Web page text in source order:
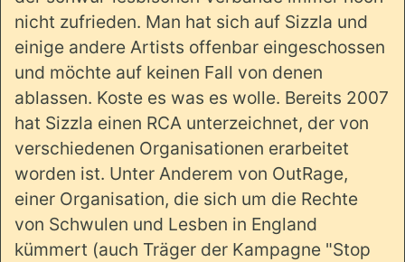
nicht zufrieden. Man hat sich auf Sizzla und
einige andere Artists offenbar eingeschossen
und möchte auf keinen Fall von denen
ablassen. Koste es was es wolle. Bereits 2007
hat Sizzla einen RCA unterzeichnet, der von
verschiedenen Organisationen erarbeitet
worden ist. Unter Anderem von OutRage,
einer Organisation, die sich um die Rechte
von Schwulen und Lesben in England
kümmert (auch Träger der Kampagne "Stop